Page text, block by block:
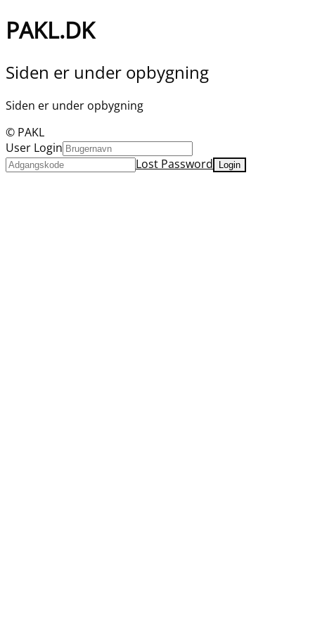
PAKL.DK
Siden er under opbygning
Siden er under opbygning
© PAKL
User Login
Lost Password